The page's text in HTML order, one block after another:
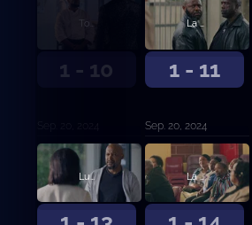
1 - 10
Todo lo que reluce
1 - 11
La boca del lobo
Sep. 20, 2024
Luchar o huir La encrucijada